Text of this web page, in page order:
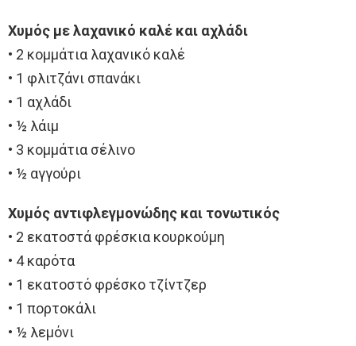
Χυμός με λαχανικό καλέ και αχλάδι
• 2 κομμάτια λαχανικό καλέ
• 1 φλιτζάνι σπανάκι
• 1 αχλάδι
• ½ λάιμ
• 3 κομμάτια σέλινο
• ½ αγγούρι
Χυμός αντιφλεγμονώδης και τονωτικός
• 2 εκατοστά φρέσκια κουρκούμη
• 4 καρότα
• 1 εκατοστό φρέσκο τζίντζερ
• 1 πορτοκάλι
• ½ λεμόνι